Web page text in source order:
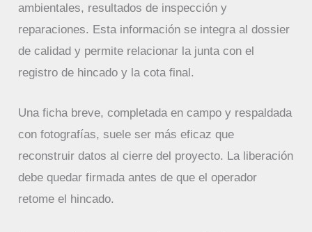
ambientales, resultados de inspección y
reparaciones. Esta información se integra al dossier
de calidad y permite relacionar la junta con el
registro de hincado y la cota final.
Una ficha breve, completada en campo y respaldada
con fotografías, suele ser más eficaz que
reconstruir datos al cierre del proyecto. La liberación
debe quedar firmada antes de que el operador
retome el hincado.